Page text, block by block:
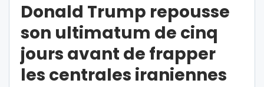
Donald Trump repousse
son ultimatum de cinq
jours avant de frapper
les centrales iraniennes